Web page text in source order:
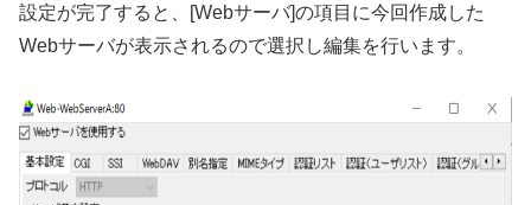
設定が完了すると、[Webサーバ]の項目に今回作成した
Webサーバが表示されるので選択し編集を行います。